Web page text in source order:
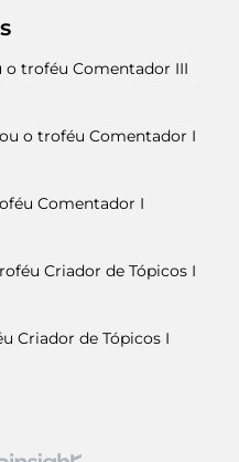
o troféu Comentador III
o troféu Comentador I
Comentador I
Criador de Tópicos I
Criador de Tópicos I